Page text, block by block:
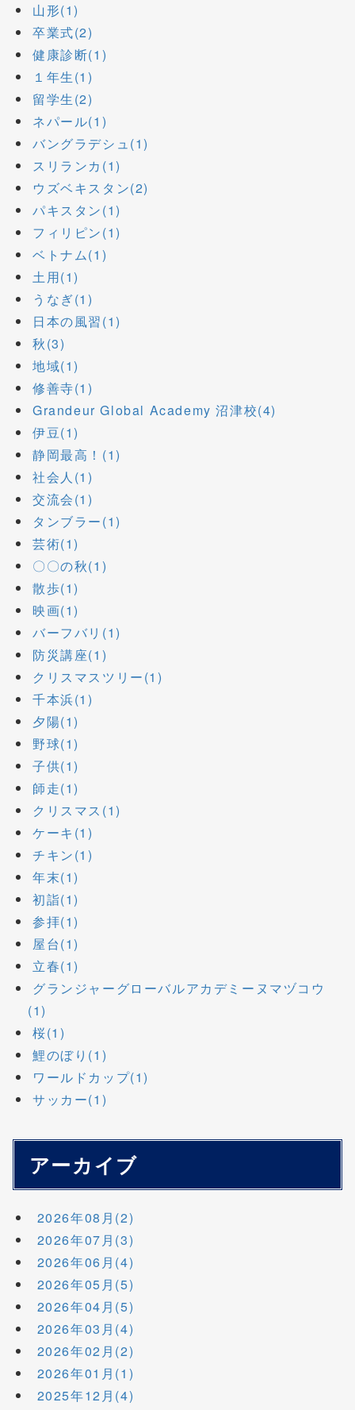
山形(1)
卒業式(2)
健康診断(1)
１年生(1)
留学生(2)
ネパール(1)
バングラデシュ(1)
スリランカ(1)
ウズベキスタン(2)
パキスタン(1)
フィリピン(1)
ベトナム(1)
土用(1)
うなぎ(1)
日本の風習(1)
秋(3)
地域(1)
修善寺(1)
Grandeur Global Academy 沼津校(4)
伊豆(1)
静岡最高！(1)
社会人(1)
交流会(1)
タンブラー(1)
芸術(1)
〇〇の秋(1)
散歩(1)
映画(1)
バーフバリ(1)
防災講座(1)
クリスマスツリー(1)
千本浜(1)
夕陽(1)
野球(1)
子供(1)
師走(1)
クリスマス(1)
ケーキ(1)
チキン(1)
年末(1)
初詣(1)
参拝(1)
屋台(1)
立春(1)
グランジャーグローバルアカデミーヌマヅコウ
(1)
桜(1)
鯉のぼり(1)
ワールドカップ(1)
サッカー(1)
アーカイブ
2026年08月(2)
2026年07月(3)
2026年06月(4)
2026年05月(5)
2026年04月(5)
2026年03月(4)
2026年02月(2)
2026年01月(1)
2025年12月(4)